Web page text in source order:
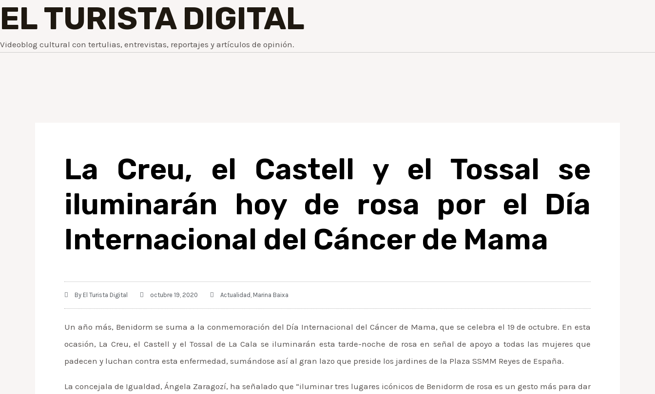
EL TURISTA DIGITAL
Videoblog cultural con tertulias, entrevistas, reportajes y artículos de opinión.
La Creu, el Castell y el Tossal se
iluminarán hoy de rosa por el Día
Internacional del Cáncer de Mama
By El Turista Digital octubre 19, 2020 Actualidad Marina Baixa
Un año más, Benidorm se suma a la conmemoración del Día Internacional del Cáncer de Mama, que se celebra el 19 de octubre. En esta
ocasión, La Creu, el Castell y el Tossal de La Cala se iluminarán esta tarde-noche de rosa en señal de apoyo a todas las mujeres que
padecen y luchan contra esta enfermedad, sumándose así al gran lazo que preside los jardines de la Plaza SSMM Reyes de España.
La concejala de Igualdad, Ángela Zaragozí, ha señalado que “iluminar tres lugares icónicos de Benidorm de rosa es un gesto más para dar